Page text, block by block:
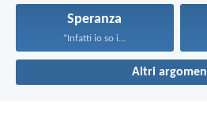
Speranza
“Infatti io so i...
Altri